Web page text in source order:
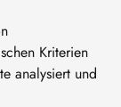
Kriterien
analysiert und